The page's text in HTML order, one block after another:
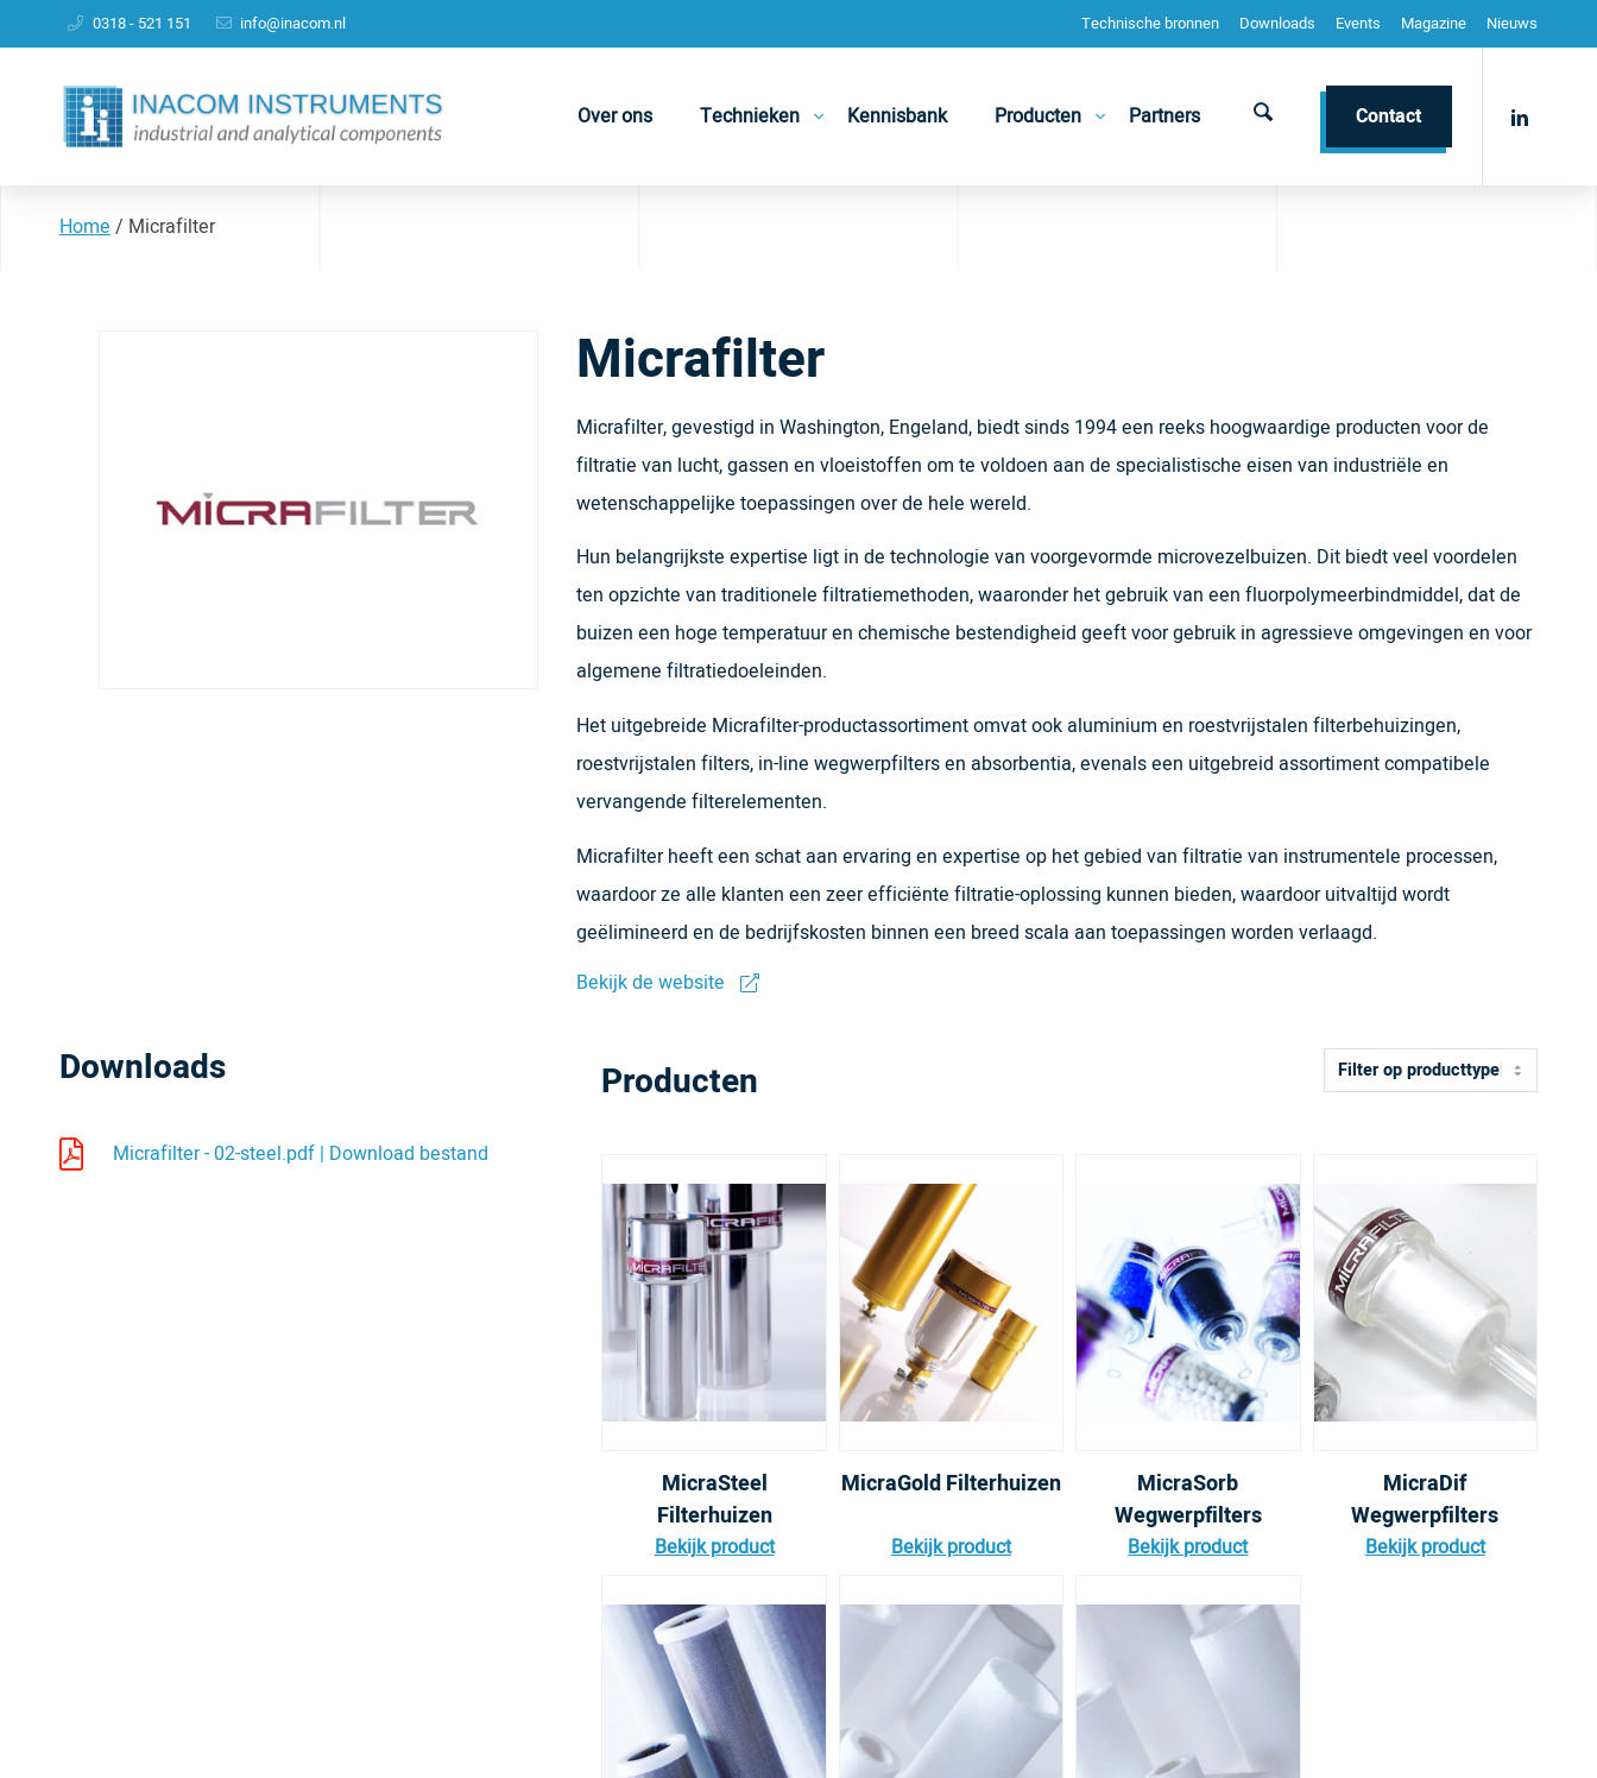
Technische bronnen Downloads Events Magazine Nieuws
0318 - 521 151 info@inacom.nl
Over ons Technieken Kennisbank Producten Partners Contact
Home/ Micrafilter
Micrafilter
Micrafilter, gevestigd in Washington, Engeland, biedt sinds 1994 een reeks hoogwaardige producten voor de
filtratie van lucht, gassen en vloeistoffen om te voldoen aan de specialistische eisen van industriële en
wetenschappelijke toepassingen over de hele wereld.
Hun belangrijkste expertise ligt in de technologie van voorgevormde microvezelbuizen. Dit biedt veel voordelen
ten opzichte van traditionele filtratiemethoden, waaronder het gebruik van een fluorpolymeerbindmiddel, dat de
buizen een hoge temperatuur en chemische bestendigheid geeft voor gebruik in agressieve omgevingen en voor
algemene filtratiedoeleinden.
Het uitgebreide Micrafilter-productassortiment omvat ook aluminium en roestvrijstalen filterbehuizingen,
roestvrijstalen filters, in-line wegwerpfilters en absorbentia, evenals een uitgebreid assortiment compatibele
vervangende filterelementen.
Micrafilter heeft een schat aan ervaring en expertise op het gebied van filtratie van instrumentele processen,
waardoor ze alle klanten een zeer efficiënte filtratie-oplossing kunnen bieden, waardoor uitvaltijd wordt
geëlimineerd en de bedrijfskosten binnen een breed scala aan toepassingen worden verlaagd.
Bekijk de website
Downloads
Micrafilter - 02-steel.pdf | Download bestand
Producten
Filter
MicraSteel
Filterhuizen
Bekijk product
MicraGold Filterhuizen
Bekijk product
MicraSorb
Wegwerpfilters
Bekijk product
MicraDif
Wegwerpfilters
Bekijk product